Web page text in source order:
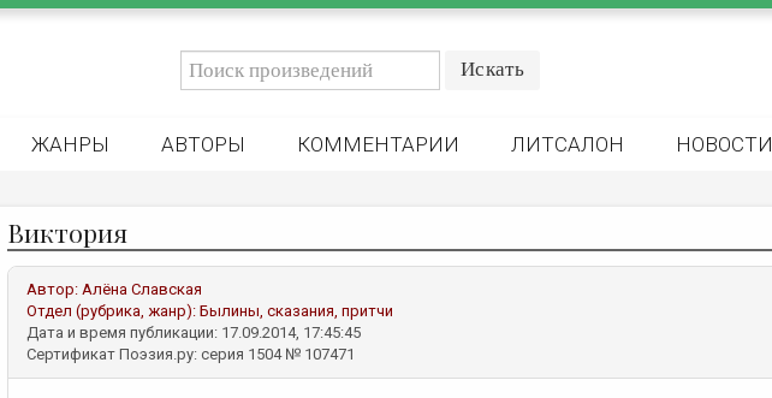
ЖАНРЫ АВТОРЫ КОММЕНТАРИИ ЛИТСАЛОН НОВОСТИ
Виктория
Автор: Алёна Славская
Отдел (рубрика, жанр): Былины, сказания, притчи
Дата и время публикации: 17.09.2014, 17:45:45
Сертификат Поэзия.ру: серия 1504 № 107471